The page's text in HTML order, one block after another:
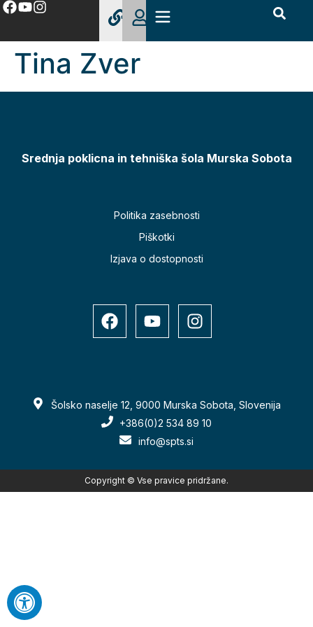
Tina Zver
Srednja poklicna in tehniška šola Murska Sobota
Politika zasebnosti
Piškotki
Izjava o dostopnosti
Šolsko naselje 12, 9000 Murska Sobota, Slovenija
+386(0)2 534 89 10
info@spts.si
Copyright © Vse pravice pridržane.